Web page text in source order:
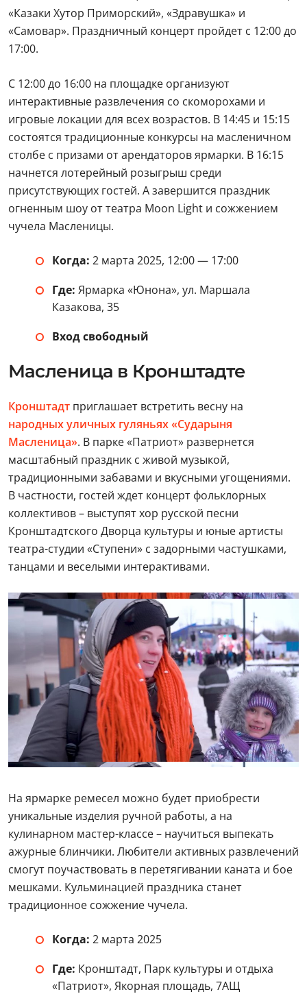
«Казаки Хутор Приморский», «Здравушка» и
«Самовар». Праздничный концерт пройдет с 12:00 до
17:00.
С 12:00 до 16:00 на площадке организуют
интерактивные развлечения со скоморохами и
игровые локации для всех возрастов. В 14:45 и 15:15
состоятся традиционные конкурсы на масленичном
столбе с призами от арендаторов ярмарки. В 16:15
начнется лотерейный розыгрыш среди
присутствующих гостей. А завершится праздник
огненным шоу от театра Moon Light и сожжением
чучела Масленицы.
Когда: 2 марта 2025, 12:00 — 17:00
Где: Ярмарка «Юнона», ул. Маршала
Казакова, 35
Вход свободный
Масленица в Кронштадте
Кронштадт приглашает встретить весну на
народных уличных гуляньях «Сударыня
Масленица». В парке «Патриот» развернется
масштабный праздник с живой музыкой,
традиционными забавами и вкусными угощениями.
В частности, гостей ждет концерт фольклорных
коллективов – выступят хор русской песни
Кронштадтского Дворца культуры и юные артисты
театра-студии «Ступени» с задорными частушками,
танцами и веселыми интерактивами.
На ярмарке ремесел можно будет приобрести
уникальные изделия ручной работы, а на
кулинарном мастер-классе – научиться выпекать
ажурные блинчики. Любители активных развлечений
смогут поучаствовать в перетягивании каната и бое
мешками. Кульминацией праздника станет
традиционное сожжение чучела.
Когда: 2 марта 2025
Где: Кронштадт, Парк культуры и отдыха
«Патриот», Якорная площадь, 7АЩ